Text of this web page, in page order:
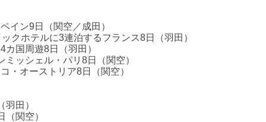
イン9日（関空／成田）
クホテルに3連泊するフランス8日（羽田）
カ国周遊8日（羽田）
ミッシェル・パリ8日（関空）
・オーストリア8日（関空）
羽田）
（関空）